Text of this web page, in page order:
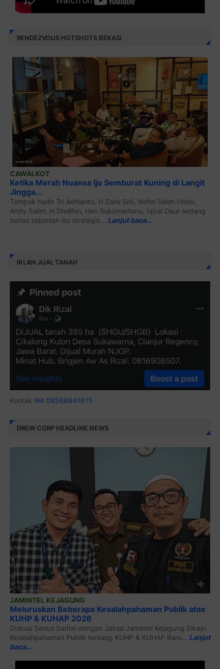
RENDEZVOUS HOTSHOTS BEKASI
CAWALKOT
Ketika Merah Nuansa Ijo Semburat Kuning di Langit
Jingga...
Tampak hadir Tri Adhianto, H Zaini Sidi, Nofel Saleh Hilabi,
Andy Salim, H Sholihin, Heri Sukomartono, Iqbal Daut sedang
bahas sejumlah isu strategis...
Lanjut baca…
IKLAN JUAL TANAH
Kontak WA 08568941815
DREW CORP HEADLINE NEWS
JAMINTEL KEJAGUNG
Meluruskan Beberapa Kesalahpahaman Publik atas
KUHP & KUHAP 2026
Diskusi Serius Santai dengan Jaksa Jamintel Kejagung Sikapi
Kesalahpahaman Publik tentang KUHP & KUHAP Baru… Lanjut
baca…